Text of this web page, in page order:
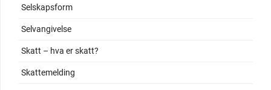
Selskapsform
Selvangivelse
Skatt – hva er skatt?
Skattemelding